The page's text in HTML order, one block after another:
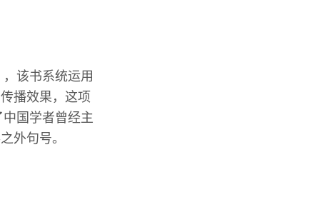
该书系统运用
播效果，这项
国学者曾经主
外句号。